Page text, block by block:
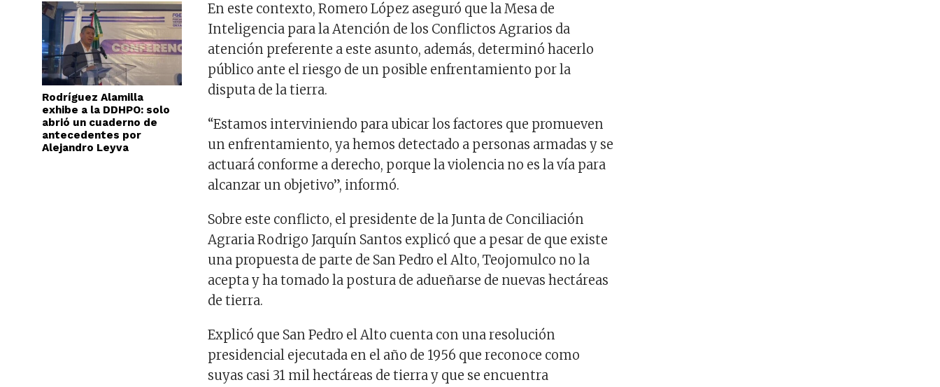
Rodríguez Alamilla
exhibe a la DDHPO: solo
abrió un cuaderno de
antecedentes por
Alejandro Leyva
En este contexto, Romero López aseguró que la Mesa de
Inteligencia para la Atención de los Conflictos Agrarios da
atención preferente a este asunto, además, determinó hacerlo
público ante el riesgo de un posible enfrentamiento por la
disputa de la tierra.
“Estamos interviniendo para ubicar los factores que promueven
un enfrentamiento, ya hemos detectado a personas armadas y se
actuará conforme a derecho, porque la violencia no es la vía para
alcanzar un objetivo”, informó.
Sobre este conflicto, el presidente de la Junta de Conciliación
Agraria Rodrigo Jarquín Santos explicó que a pesar de que existe
una propuesta de parte de San Pedro el Alto, Teojomulco no la
acepta y ha tomado la postura de adueñarse de nuevas hectáreas
de tierra.
Explicó que San Pedro el Alto cuenta con una resolución
presidencial ejecutada en el año de 1956 que reconoce como
suyas casi 31 mil hectáreas de tierra y que se encuentra